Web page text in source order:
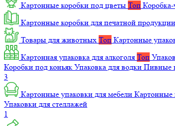
Картонные коробки под цветы Топ
Картонные коробки для печатной продукции
Товары для животных Топ Картонные
Картонная упаковка для алкоголя Топ
Коробки под коньяк Упаковка для водки Пивные
3
Картонные упаковки для мебели Картонные
Упаковки для стеллажей
1